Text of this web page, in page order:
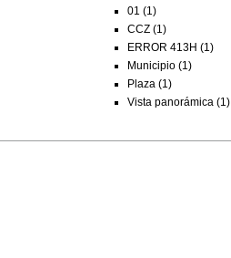
01 (1)
CCZ (1)
ERROR 413H (1)
Municipio (1)
Plaza (1)
Vista panorámica (1)